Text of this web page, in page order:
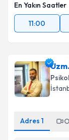
En Yakın Saatler
11:00
Adres 1